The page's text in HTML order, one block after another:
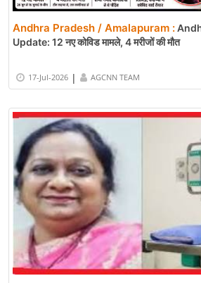
Andhra Pradesh / Amalapuram :
Update: 12 नए कोविड मामले, 4 मरीजों की मौत
17-Jul-2026 | AGCNN TEAM